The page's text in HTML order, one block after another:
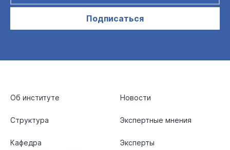
Подписаться
Об институте
Структура
Кафедра
Новости
Экспертные мнения
Эксперты